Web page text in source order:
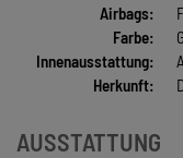
Airbags:
Farbe:
Innenausstattung:
Herkunft:
AUSSTATTUNG